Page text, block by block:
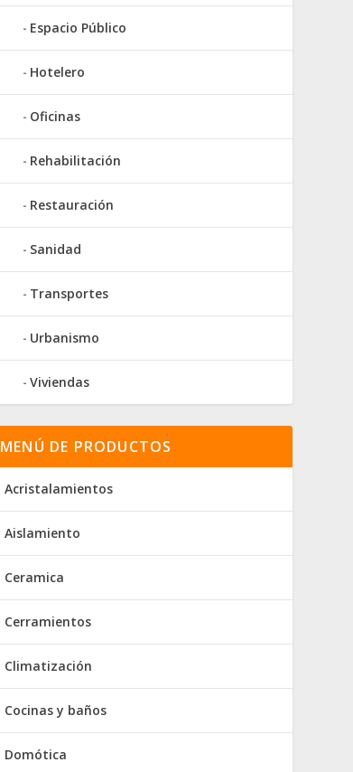
Espacio Público
Hotelero
Oficinas
Rehabilitación
Restauración
Sanidad
Transportes
Urbanismo
Viviendas
MENÚ DE PRODUCTOS
Acristalamientos
Aislamiento
Ceramica
Cerramientos
Climatización
Cocinas y baños
Domótica